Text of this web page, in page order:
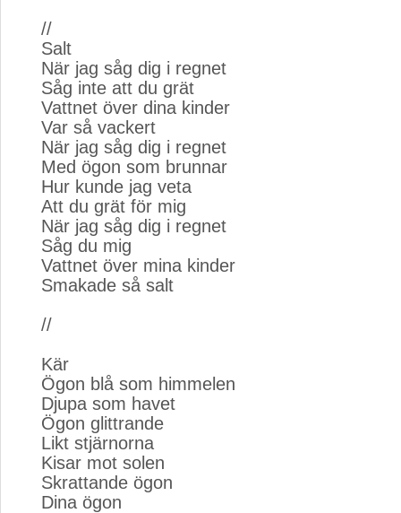
//
Salt
När jag såg dig i regnet
Såg inte att du grät
Vattnet över dina kinder
Var så vackert
När jag såg dig i regnet
Med ögon som brunnar
Hur kunde jag veta
Att du grät för mig
När jag såg dig i regnet
Såg du mig
Vattnet över mina kinder
Smakade så salt
//
Kär
Ögon blå som himmelen
Djupa som havet
Ögon glittrande
Likt stjärnorna
Kisar mot solen
Skrattande ögon
Dina ögon